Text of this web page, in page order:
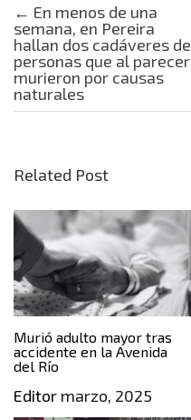
Post navigation
← En menos de una
semana, en Pereira
hallan dos cadáveres de
personas que al parecer
murieron por causas
naturales
Related Post
Murió adulto mayor tras
accidente en la Avenida
del Río
Editor marzo, 2025